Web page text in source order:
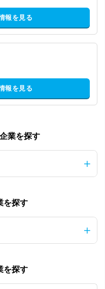
報を見る
報を見る
業を探す
を探す
を探す